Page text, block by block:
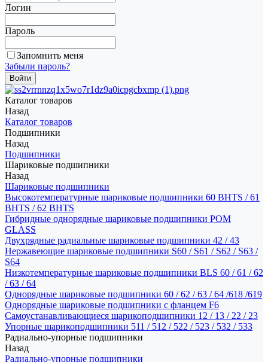
Логин
Пароль
Запомнить меня
Забыли пароль?
Каталог товаров
Назад
Каталог товаров
Подшипники
Назад
Подшипники
Шариковые подшипники
Назад
Шариковые подшипники
Высокотемпературные шариковые подшипники 60 BHTS / 61
BHTS / 62 BHTS
Гибридные однорядные шариковые подшипники POM
GLASS
Двухрядные радиальные шариковые подшипники 42 / 43
Нержавеющие шариковые подшипники S60 / S61 / S62 / S63 /
S64
Низкотемпературные шариковые подшипники BLS 60 / 61 / 62
/ 63 / 64
Однорядные шариковые подшипники 60 / 62 / 63 / 64 /618 /619
Однорядные шариковые подшипники с фланцем F6
Самоустанавливающиеся шарикоподшипники 12 / 13 / 22 / 23
Упорные шарикоподшипники 511 / 512 / 522 / 523 / 532 / 533
Радиально-упорные подшипники
Назад
Радиально-упорные подшипники